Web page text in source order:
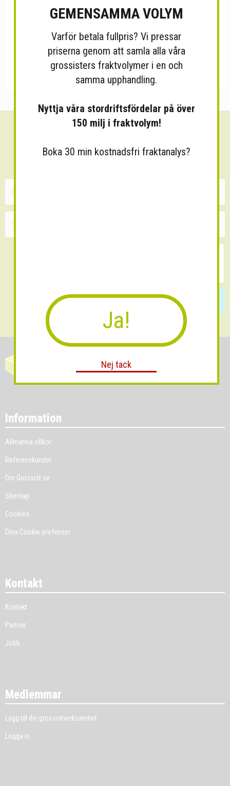
30 minuters kostnadsfri konsultation
Information
Allmänna villkor
Referenskunder
Om Grossist.se
Sitemap
Cookies
Dina Cookie-prefenser
Kontakt
Kontakt
Partner
Jobb
Medlemmar
Lägg till din grossistverksamhet
Logga in
GEMENSAMMA VOLYM
Varför betala fullpris? Vi pressar
priserna genom att samla alla våra
grossisters fraktvolymer i en och
samma upphandling.
Nyttja våra stordriftsfördelar på över
150 milj i fraktvolym!
Boka 30 min kostnadsfri fraktanalys?
Ja!
Nej tack